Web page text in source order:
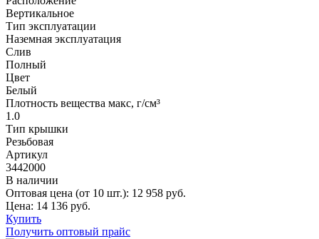
Вертикальное
Тип эксплуатации
Наземная эксплуатация
Слив
Полный
Цвет
Белый
Плотность вещества макс, г/см³
1.0
Тип крышки
Резьбовая
Артикул
3442000
В наличии
Оптовая цена (от 10 шт.): 12 958 руб.
Цена: 14 136 руб.
Купить
Получить оптовый прайс